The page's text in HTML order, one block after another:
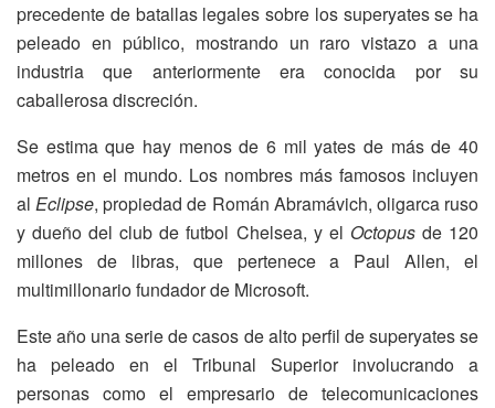
precedente de batallas legales sobre los superyates se ha
peleado en público, mostrando un raro vistazo a una
industria que anteriormente era conocida por su
caballerosa discreción.
Se estima que hay menos de 6 mil yates de más de 40
metros en el mundo. Los nombres más famosos incluyen
alEclipse, propiedad de Román Abramávich, oligarca ruso
y dueño del club de futbol Chelsea, y el Octopusde 120
millones de libras, que pertenece a Paul Allen, el
multimillonario fundador de Microsoft.
Este año una serie de casos de alto perfil de superyates se
ha peleado en el Tribunal Superior involucrando a
personas como el empresario de telecomunicaciones